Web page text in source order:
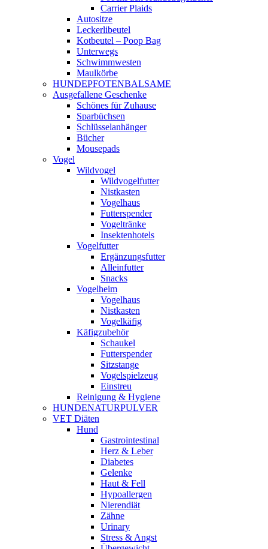
Carrier Plaids
Autositze
Leckerlibeutel
Kotbeutel – Poop Bag
Unterwegs
Schwimmwesten
Maulkörbe
HUNDEPFOTENBALSAME
Ausgefallene Geschenke
Schönes für Zuhause
Sparbüchsen
Schlüsselanhänger
Bücher
Mousepads
Vogel
Wildvogel
Wildvogelfutter
Nistkasten
Vogelhaus
Futterspender
Vogeltränke
Insektenhotels
Vogelfutter
Ergänzungsfutter
Alleinfutter
Snacks
Vogelheim
Vogelhaus
Nistkasten
Vogelkäfig
Käfigzubehör
Schaukel
Futterspender
Sitzstange
Vogelspielzeug
Einstreu
Reinigung & Hygiene
HUNDENATURPULVER
VET Diäten
Hund
Gastrointestinal
Herz & Leber
Diabetes
Gelenke
Haut & Fell
Hypoallergen
Nierendiät
Zähne
Urinary
Stress & Angst